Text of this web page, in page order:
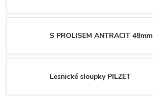
S PROLISEM ANTRACIT 48mm
Lesnické sloupky PILZET